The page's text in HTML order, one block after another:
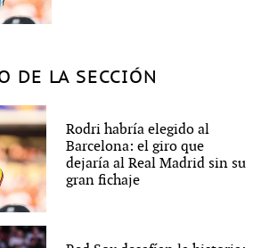
DE LA SECCIÓN
Rodri habría elegido al
Barcelona: el giro que
dejaría al Real Madrid sin su
gran fichaje